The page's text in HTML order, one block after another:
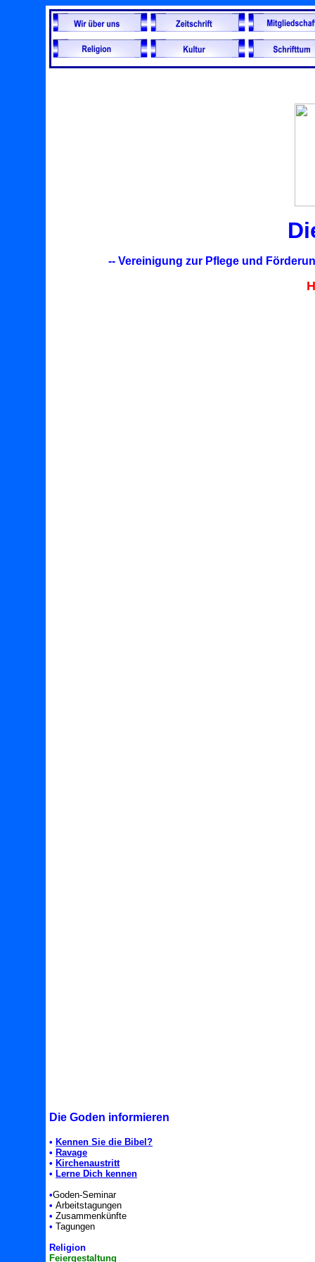
-- Vereinigung zur Pflege und
Die Goden informieren
• Kennen Sie die Bibel?
• Ravage
• Kirchenaustritt
• Lerne Dich kennen
•Goden-Seminar
• Arbeitstagungen
• Zusammenkünfte
• Tagungen
Religion
Feiergestaltung